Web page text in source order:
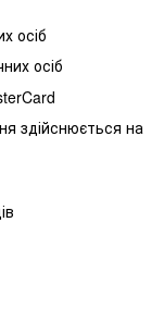
осіб
осіб
здійснюється на